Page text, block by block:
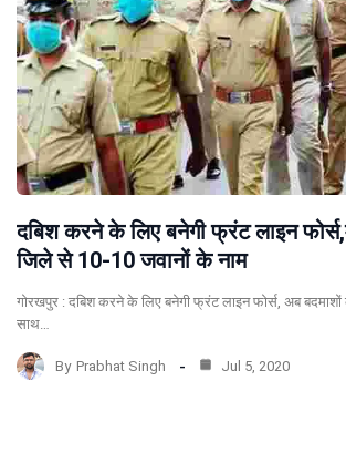
दबिश करने के लिए बनेगी फ्रंट लाइन
जिले से 10-10 जवानों के नाम
गोरखपुर : दबिश करने के लिए बनेगी फ्रंट लाइन फोर्स, अब
साथ…
By Prabhat Singh Jul 5, 2020